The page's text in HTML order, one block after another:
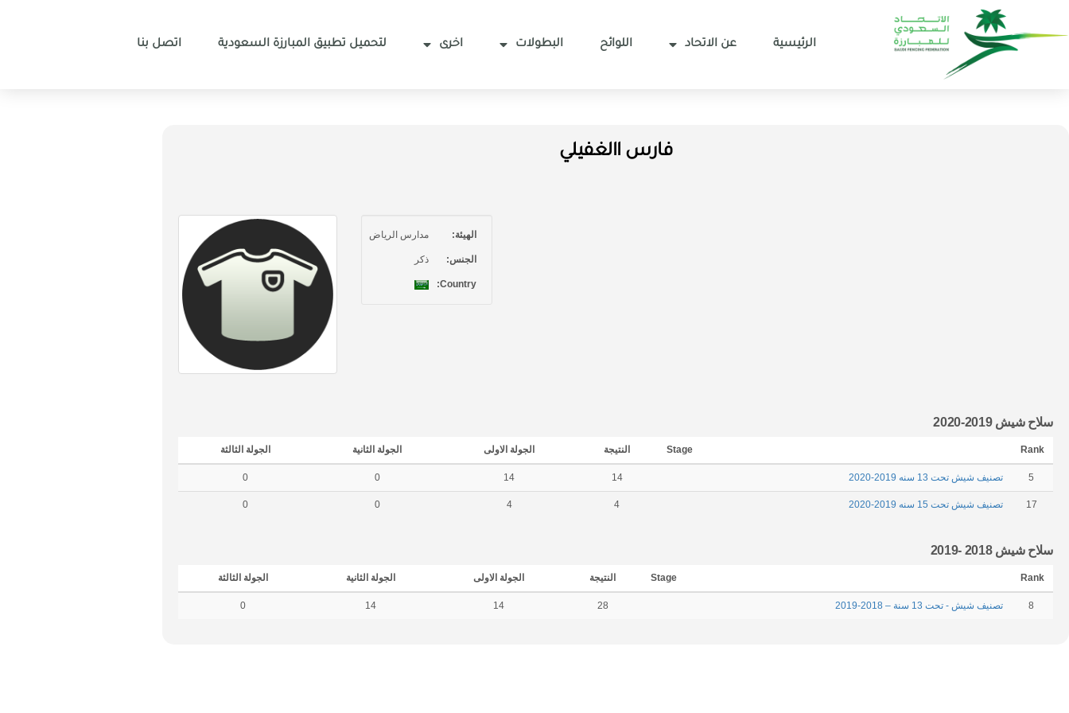
الرئيسية عن الاتحاد اللوائح البطولات اخرى لتحميل تطبيق المبارزة السعودية اتصل بنا
فارس االغفيلي
الهيئة: مدارس الرياض
الجنس: ذكر
Country:
سلاح شيش 2019-2020
Rank
Stage النتيجة الجولة الاولى الجولة الثانية الجولة الثالثة
5 تصنيف شيش تحت 13 سنه 2019-2020 14
14
0
0
17 تصنيف شيش تحت 15 سنه 2019-2020 4
4
0
0
سلاح شيش 2018 -2019
Rank
Stage النتيجة الجولة الاولى الجولة الثانية الجولة الثالثة
8 تصنيف شيش - تحت 13 سنة – 2018-2019 28
14
14
0